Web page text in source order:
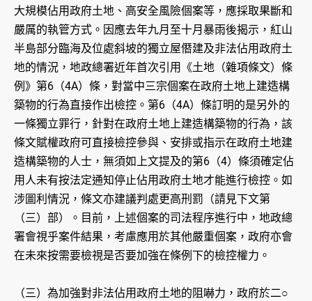
大規模佔用政府土地、高安全風險個案等，應採取果斷和
嚴厲的執管方式。因應去年九月至十月暴雨後揭示，紅山
半島部分臨海及位處斜坡的獨立屋僭建及非法佔用政府土
地的情況，地政總署近年首次引用《土地（雜項條文）條
例》第6（4A）條，對當中三宗個案在政府土地上建造構
築物的行為直接作出檢控。第6（4A）條訂明的是另外的
一條獨立罪行，針對在政府土地上建造構築物的行為，該
條文賦權政府可直接檢控參與、安排或指示在政府土地建
造構築物的人士，無須如上文提及的第6（4）條須確定佔
用人未有按法定通知停止佔用政府土地才能進行檢控。如
涉圖利情況，條文亦建議判處更高刑罰（請見下文第
（三）部）。目前，上述個案的司法程序進行中，地政總
署會視乎案件結果，考慮應用於其他嚴重個案，政府亦會
在未來按需要檢視是否要加強在條例下的檢控權力。
（三）為加強對非法佔用政府土地的阻嚇力，政府於二○